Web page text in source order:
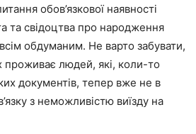
обов’язкової наявності
та свідоцтва про народження
обдуманим. Не варто забувати,
проживає людей, які, коли-то
документів, тепер вже не в
з неможливістю виїзду на